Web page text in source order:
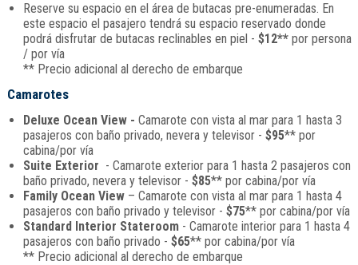
Reserve su espacio en el área de butacas pre-enumeradas. En
este espacio el pasajero tendrá su espacio reservado donde
podrá disfrutar de butacas reclinables en piel - $12**por persona
/ por vía
** Precio adicional al derecho de embarque
Camarotes
Deluxe Ocean View - Camarote con vista al mar para 1 hasta 3
pasajeros con baño privado, nevera y televisor - $95** por
cabina/por vía
Suite Exterior - Camarote exterior para 1 hasta 2 pasajeros con
baño privado, nevera y televisor - $85** por cabina/por vía
Family Ocean View– Camarote con vista al mar para 1 hasta 4
pasajeros con baño privado y televisor - $75** por cabina/por vía
Standard Interior Stateroom- Camarote interior para 1 hasta 4
pasajeros con baño privado - $65** por cabina/por vía
** Precio adicional al derecho de embarque